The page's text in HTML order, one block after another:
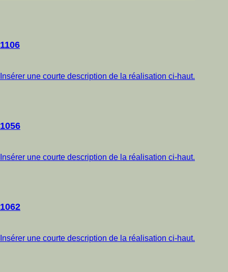
1106
Insérer une courte description de la réalisation ci-haut.
1056
Insérer une courte description de la réalisation ci-haut.
1062
Insérer une courte description de la réalisation ci-haut.